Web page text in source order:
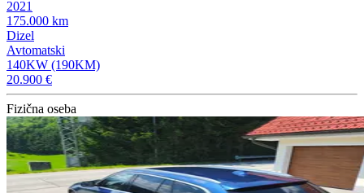
2021
175.000 km
Dizel
Avtomatski
140KW (190KM)
20.900 €
Fizična oseba